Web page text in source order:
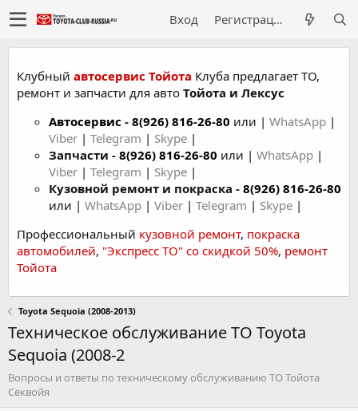
Вход Регистрация
Клубный автосервис Тойота Клуба предлагает ТО,
ремонт и запчасти для авто Тойота и Лексус
Автосервис - 8(926) 816-26-80 или | WhatsApp |
Viber | Telegram | Skype |
Запчасти - 8(926) 816-26-80 или | WhatsApp |
Viber | Telegram | Skype |
Кузовной ремонт и покраска - 8(926) 816-26-80
или | WhatsApp | Viber | Telegram | Skype |
Профессиональный кузовной ремонт, покраска
автомобилей, "Экспресс ТО" со скидкой 50%, ремонт
Тойота
Toyota Sequoia (2008-2013)
Техническое обслуживание ТО Toyota
Sequoia (2008-2
Вопросы и ответы по техническому обслуживанию ТО Тойота
Секвойя